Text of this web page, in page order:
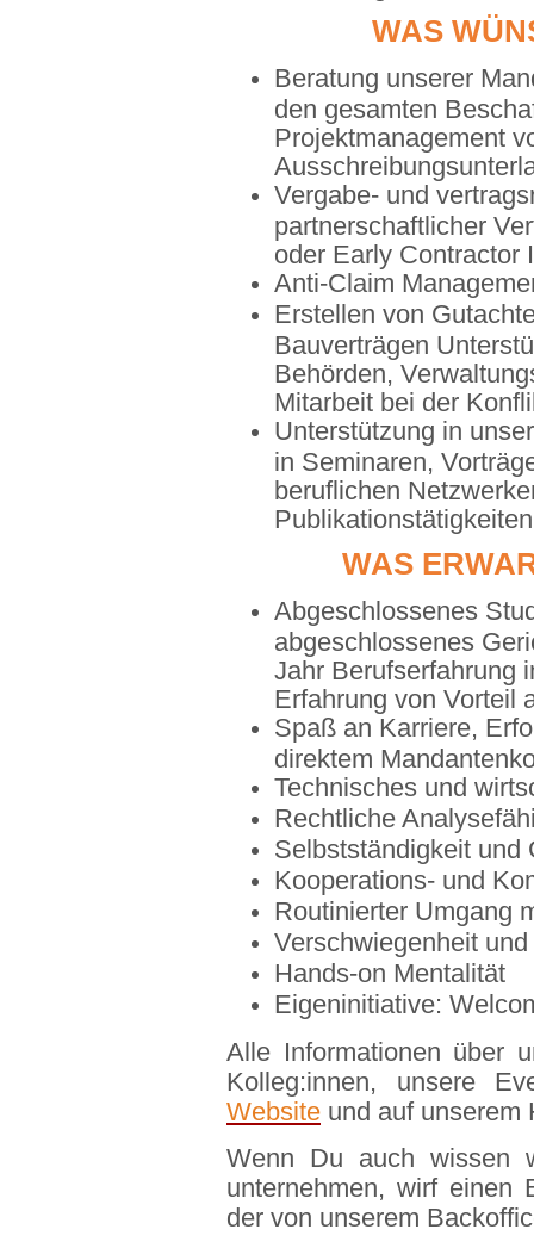
WAS
Beratung unserer
den gesamten
Projektmanagement
Vergabe- und
partnerschaftlicher
oder Early Contractor
Anti-Claim
Erstellen von
Bauverträgen
Behörden,
Mitarbeit bei der
Unterstützung in
in Seminaren,
beruflichen
Publikationstätigkeiten
WAS
Abgeschlossenes
abgeschlossenes
Jahr Berufserfahrung
Erfahrung von Vorteil
Spaß an Karriere,
direktem
Technisches und
Rechtliche
Selbstständigkeit und
Kooperations- und
Routinierter Umgang
Verschwiegenheit
Hands-on Mentalität
Eigeninitiative:
Alle Informationen über
Kolleg:innen, unsere
Website und auf
Wenn Du auch wissen
unternehmen, wirf
der von unserem